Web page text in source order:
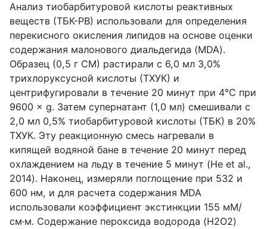
Анализ тиобарбитуровой кислоты реактивных
веществ (ТБК-РВ) использовали для определения
перекисного окисления липидов на основе оценки
содержания малонового диальдегида (MDA).
Образец (0,5 г СМ) растирали с 6,0 мл 3,0%
трихлоруксусной кислоты (ТХУК) и
центрифугировали в течение 20 минут при 4°C при
9600 × g. Затем супернатант (1,0 мл) смешивали с
2,0 мл 0,5% тиобарбитуровой кислоты (ТБК) в 20%
ТХУК. Эту реакционную смесь нагревали в
кипящей водяной бане в течение 20 минут перед
охлаждением на льду в течение 5 минут (He et al.,
2014). Наконец, измеряли поглощение при 532 и
600 нм, и для расчета содержания MDA
использовали коэффициент экстинкции 155 мМ/
см·м. Содержание пероксида водорода (H2O2)